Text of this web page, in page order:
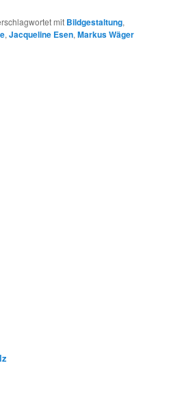
mit Bildgestaltung,
,Jacqueline Esen,Markus Wäger